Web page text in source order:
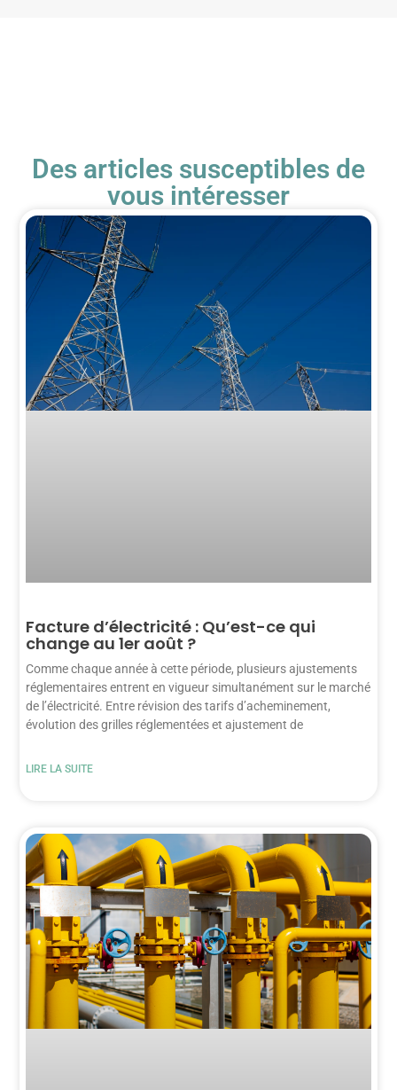
Des articles susceptibles de
vous intéresser
Facture d’électricité : Qu’est-ce qui
change au 1er août ?
Comme chaque année à cette période, plusieurs ajustements
réglementaires entrent en vigueur simultanément sur le marché
de l’électricité. Entre révision des tarifs d’acheminement,
évolution des grilles réglementées et ajustement de
LIRE LA SUITE